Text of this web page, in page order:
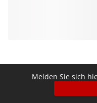
Melden Sie sich